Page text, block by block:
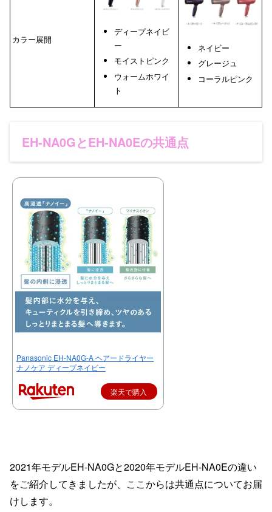
カラー展開
ディープネイビ
ー
モイストピンク
ウォームホワイ
ト
ネイビー
グレージュ
コーラルピンク
EH-NA0GとEH-NA0Eの共通点
Panasonic EH-NA0G-A ヘアードライヤー
ナノケア ディープネイビー
楽天で購入
2021年モデルEH-NA0Gと2020年モデルEH-NA0Eの違い
をご紹介してきましたが、ここからは共通点についてお届
けします。